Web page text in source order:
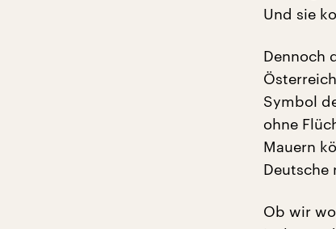
Und sie
Dennoch
Symbol
ohne
Mauern
Deutsche
Ob wir